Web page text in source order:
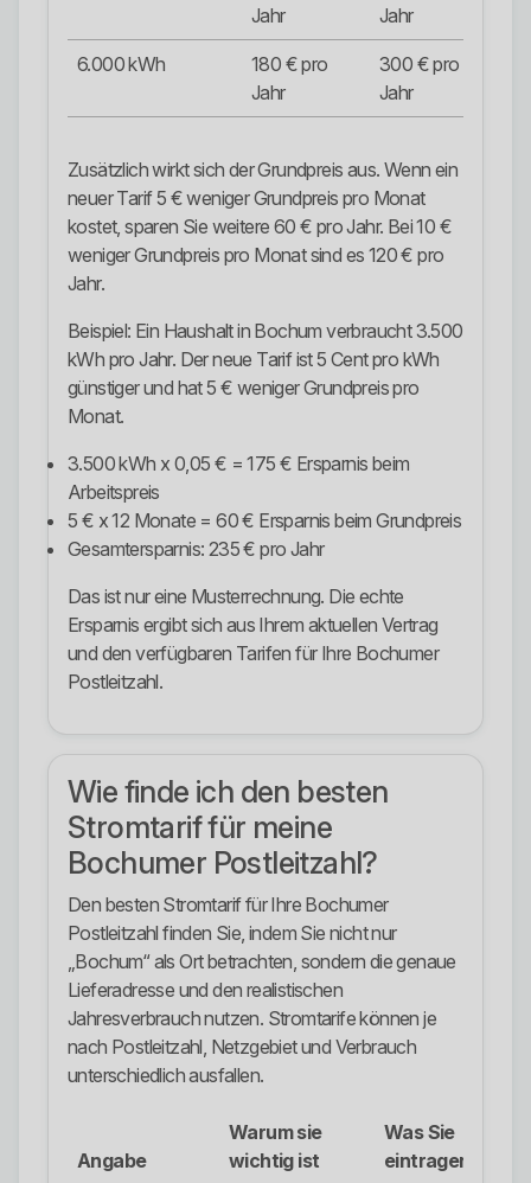
Jahr Jahr
6.000 kWh
180 € pro
Jahr
300 € pro
Jahr
Zusätzlich wirkt sich der Grundpreis aus. Wenn ein
neuer Tarif 5 € weniger Grundpreis pro Monat
kostet, sparen Sie weitere 60 € pro Jahr. Bei 10 €
weniger Grundpreis pro Monat sind es 120 € pro
Jahr.
Beispiel: Ein Haushalt in Bochum verbraucht 3.500
kWh pro Jahr. Der neue Tarif ist 5 Cent pro kWh
günstiger und hat 5 € weniger Grundpreis pro
Monat.
3.500 kWh x 0,05 € = 175 € Ersparnis beim
Arbeitspreis
5 € x 12 Monate = 60 € Ersparnis beim Grundpreis
Gesamtersparnis: 235 € pro Jahr
Das ist nur eine Musterrechnung. Die echte
Ersparnis ergibt sich aus Ihrem aktuellen Vertrag
und den verfügbaren Tarifen für Ihre Bochumer
Postleitzahl.
Wie finde ich den besten
Stromtarif für meine
Bochumer Postleitzahl?
Den besten Stromtarif für Ihre Bochumer
Postleitzahl finden Sie, indem Sie nicht nur
„Bochum“ als Ort betrachten, sondern die genaue
Lieferadresse und den realistischen
Jahresverbrauch nutzen. Stromtarife können je
nach Postleitzahl, Netzgebiet und Verbrauch
unterschiedlich ausfallen.
Angabe
Warum sie
wichtig ist
Was Sie
eintragen